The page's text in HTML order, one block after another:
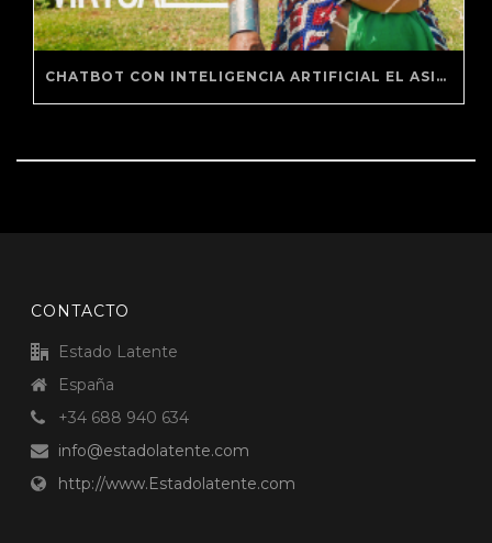
CHATBOT CON INTELIGENCIA ARTIFICIAL EL ASISTENTE VIRTUAL DE PANAMA BEST INFLUENCER
CONTACTO
Estado Latente
España
+34 688 940 634
info@estadolatente.com
http://www.Estadolatente.com